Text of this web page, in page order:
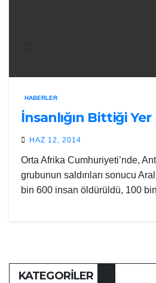
HABERLER
İnsanlığın Bittiği Yer
HAZ 12, 2014
Orta Afrika Cumhuriyeti’nde,
grubunun saldırıları sonucu
bin 600 insan öldürüldü, 100
KATEGORILER